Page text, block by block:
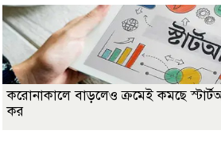
করোনাকালে বাড়লেও ক্রমেই কমছে
কর